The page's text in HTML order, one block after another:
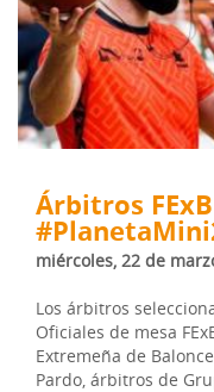
Árbitros
miércoles, 22 de
Los árbitros
Oficiales de mesa
Extremeña de
Pardo, árbitros de